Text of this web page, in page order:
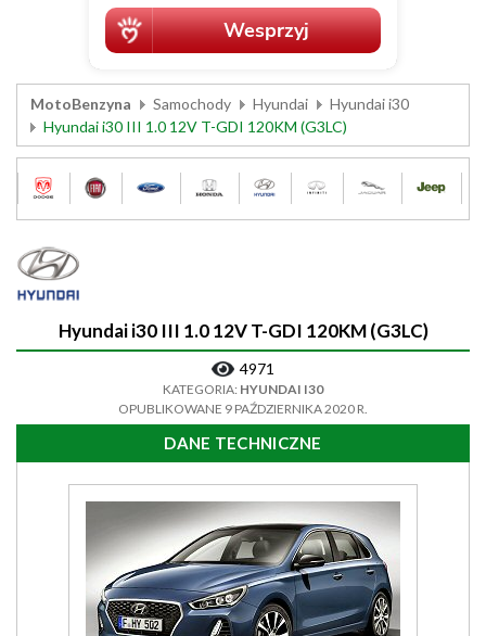
MotoBenzyna Samochody Hyundai
Hyundai i30
Hyundai i30 III 1.0 12V T-GDI 120KM (G3LC)
Hyundai i30 III 1.0 12V T-GDI 120KM (G3LC)
4971
KATEGORIA: HYUNDAI I30
OPUBLIKOWANE 9 PAŹDZIERNIKA 2020 R.
DANE TECHNICZNE